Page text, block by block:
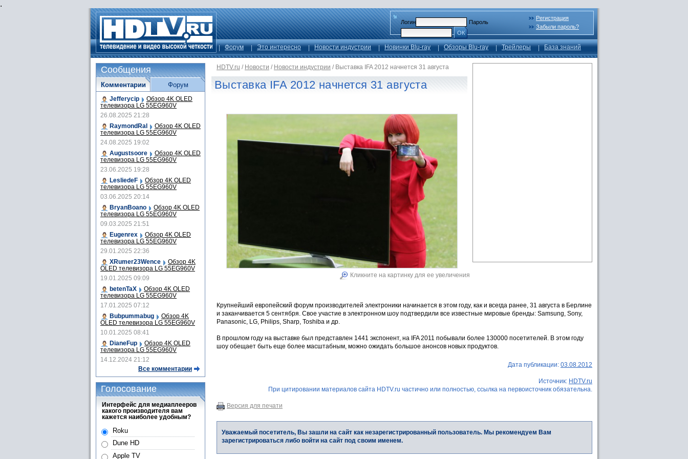
.
Логин
Пароль
ОК
Регистрация
Забыли пароль?
Форум Это интересно Новости индустрии Новинки Blu-ray Обзоры Blu-ray Трейлеры База знаний
HDTV.ru / Новости / Новости индустрии / Выставка IFA 2012 начнется 31 августа
Выставка IFA 2012 начнется 31 августа
Кликните на картинку для ее увеличения
Крупнейший европейский форум производителей электроники начинается в этом году, как и всегда ранее, 31 августа в Берлине
и заканчивается 5 сентября. Свое участие в электронном шоу подтвердили все известные мировые бренды: Samsung, Sony,
Panasonic, LG, Philips, Sharp, Toshiba и др.
В прошлом году на выставке был представлен 1441 экспонент, на IFA 2011 побывали более 130000 посетителей. В этом году
шоу обещает быть еще более масштабным, можно ожидать большое анонсов новых продуктов.
Дата публикации: 03.08.2012
Источник: HDTV.ru
При цитировании материалов сайта HDTV.ru частично или полностью, ссылка на первоисточник обязательна.
Версия для печати
Уважаемый посетитель, Вы зашли на сайт как незарегистрированный пользователь. Мы рекомендуем Вам
зарегистрироваться либо войти на сайт под своим именем.
Сообщения
Комментарии
Jefferycip Обзор 4K OLED
телевизора LG 55EG960V
26.08.2025 21:28
RaymondRal
Обзор 4K OLED
телевизора LG 55EG960V
24.08.2025 19:02
Augustsoore
Обзор 4K OLED
телевизора LG 55EG960V
23.06.2025 19:28
LesliedeF
Обзор 4K OLED
телевизора LG 55EG960V
03.06.2025 20:14
BryanBoano
Обзор 4K OLED
телевизора LG 55EG960V
09.03.2025 21:51
Eugenrex
Обзор 4K OLED
телевизора LG 55EG960V
29.01.2025 22:36
XRumer23Wence
Обзор 4K
OLED телевизора LG 55EG960V
19.01.2025 09:09
betenTaX
Обзор 4K OLED
телевизора LG 55EG960V
17.01.2025 07:12
Bubpummabug
Обзор 4K
OLED телевизора LG 55EG960V
10.01.2025 08:41
DianeFup
Обзор 4K OLED
телевизора LG 55EG960V
14.12.2024 21:12
Все комментарии
Форум
Голосование
Интерфейс для медиаплееров
какого производителя вам
кажется наиболее удобным?
Roku
Dune HD
Apple TV